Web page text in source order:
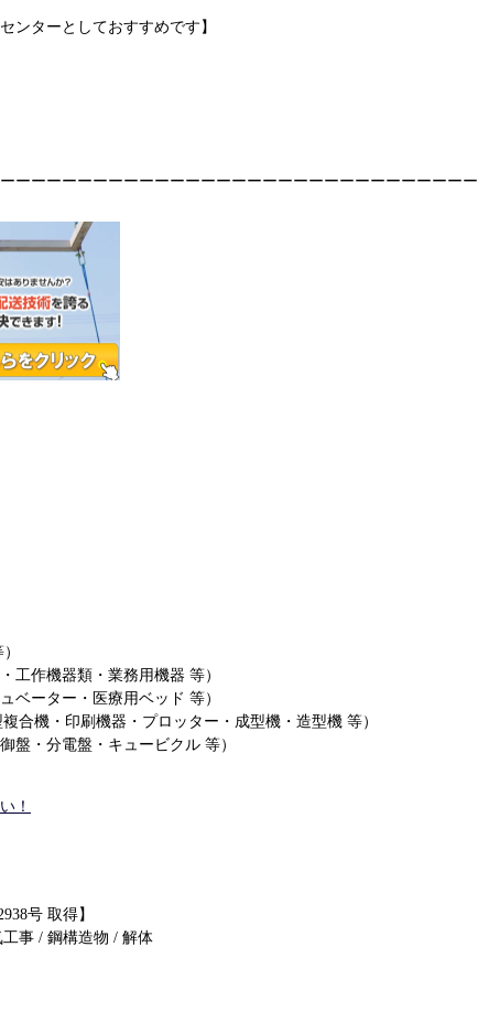
ンターとしておすすめです】
ーーーーーーーーーーーーーーーーーーーーーーーーーーーーーー
工作機器類・業務用機器 等）
ベーター・医療用ベッド 等）
合機・印刷機器・プロッター・成型機・造型機 等）
盤・分電盤・キュービクル 等）
！
号 取得】
事 / 鋼構造物 / 解体